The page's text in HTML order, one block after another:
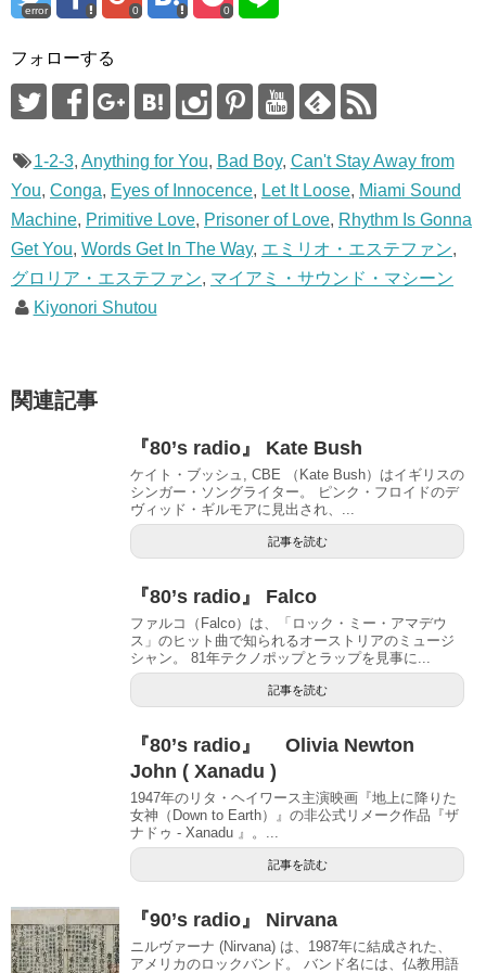
ま
error 0 0
フォローする
1-2-3, Anything for You, Bad Boy, Can't Stay Away from
You, Conga, Eyes of Innocence, Let It Loose, Miami Sound
Machine, Primitive Love, Prisoner of Love, Rhythm Is Gonna
Get You, Words Get In The Way, エミリオ・エステファン,
グロリア・エステファン, マイアミ・サウンド・マシーン
Kiyonori Shutou
関連記事
『80’s radio』 Kate Bush
ケイト・ブッシュ, CBE （Kate Bush）はイギリスの
シンガー・ソングライター。 ピンク・フロイドのデ
ヴィッド・ギルモアに見出され、...
記事を読む
『80’s radio』 Falco
ファルコ（Falco）は、「ロック・ミー・アマデウ
ス」のヒット曲で知られるオーストリアのミュージ
シャン。 81年テクノポップとラップを見事に...
記事を読む
『80’s radio』 Olivia Newton
John ( Xanadu )
1947年のリタ・ヘイワース主演映画『地上に降りた
女神（Down to Earth）』の非公式リメーク作品『ザ
ナドゥ - Xanadu 』。...
記事を読む
『90’s radio』 Nirvana
ニルヴァーナ (Nirvana) は、1987年に結成された、
アメリカのロックバンド。 バンド名には、仏教用語